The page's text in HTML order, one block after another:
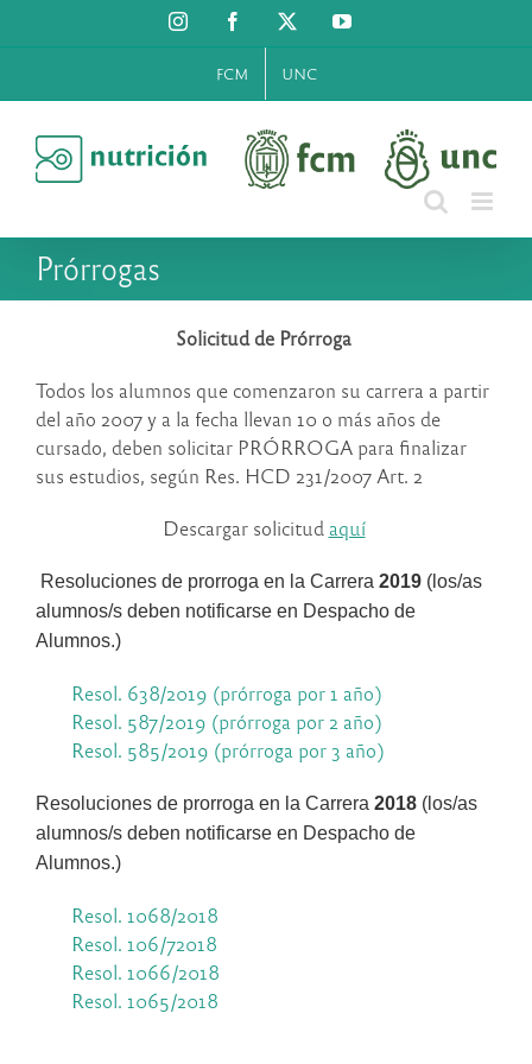
al
InstagramFacebook YouTube
FCM UNC
Prórrogas
Solicitud de Prórroga
Todos los alumnos que comenzaron su carrera a partir
del año 2007 y a la fecha llevan 10 o más años de
cursado, deben solicitar PRÓRROGA para finalizar
sus estudios, según Res. HCD 231/2007 Art. 2
Descargar solicitud aquí
Resoluciones de prorroga en la Carrera 2019 (los/as
alumnos/s deben notificarse en Despacho de
Alumnos.)
Resol. 638/2019 (prórroga por 1 año)
Resol. 587/2019 (prórroga por 2 año)
Resol. 585/2019 (prórroga por 3 año)
Resoluciones de prorroga en la Carrera 2018 (los/as
alumnos/s deben notificarse en Despacho de
Alumnos.)
Resol. 1068/2018
Resol. 106/72018
Resol. 1066/2018
Resol. 1065/2018